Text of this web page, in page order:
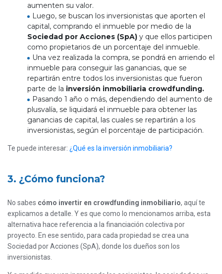
aumenten su valor.
Luego, se buscan los inversionistas que aporten el
capital, comprando el inmueble por medio de la
Sociedad por Acciones (SpA) y que ellos participen
como propietarios de un porcentaje del inmueble.
Una vez realizada la compra, se pondrá en arriendo el
inmueble para conseguir las ganancias, que se
repartirán entre todos los inversionistas que fueron
parte de la inversión inmobiliaria crowdfunding.
Pasando 1 año o más, dependiendo del aumento de
plusvalía, se liquidará el inmueble para obtener las
ganancias de capital, las cuales se repartirán a los
inversionistas, según el porcentaje de participación.
Te puede interesar: ¿Qué es la inversión inmobiliaria?
3. ¿Cómo funciona?
No sabes cómo invertir en crowdfunding inmobiliario, aquí te
explicamos a detalle. Y es que como lo mencionamos arriba, esta
alternativa hace referencia a la financiación colectiva por
proyecto. En ese sentido, para cada propiedad se crea una
Sociedad por Acciones (SpA), donde los dueños son los
inversionistas.